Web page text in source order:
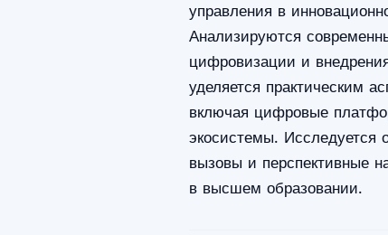
управления в
Анализируются
цифровизации и
уделяется практическим
включая цифровые
экосистемы.
вызовы и перспективные
в высшем образовании.